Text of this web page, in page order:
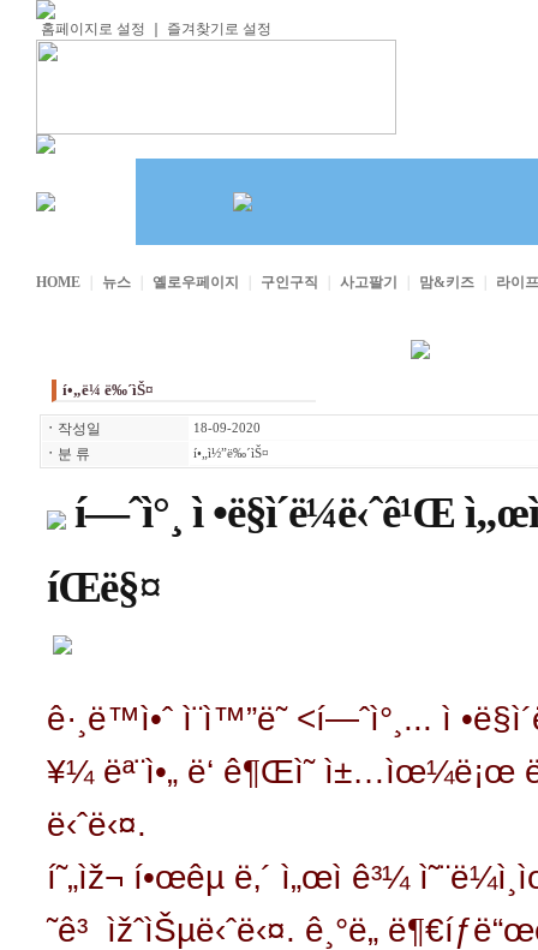
홈페이지로 설정 즐겨찾기로 설정
HOME 뉴스 옐로우페이지 구인구직 사고팔기 맘&키즈 라이
í•„ë¼ ë‰´ìŠ¤
ㆍ 작성일 18-09-2020
ㆍ 분 류 í•„ì½”ë‰´ìŠ¤
í—ˆì°¸ ì •ë§ì´ë¼ë‹ˆê¹Œ ì„œì 
íŒë§¤
ê·¸ë™ì•ˆ ì¨ì™”ë˜ <í—ˆì°¸... ì
¥¼ ëª¨ì•„ ë‘ ê¶Œì˜
ë‹ˆë‹¤.
í˜„ìž¬ í•œêµ­ ë‚´ ì„œì ê³¼
˜ê³ ìžˆìŠµë‹ˆë‹¤. ê¸°ë„